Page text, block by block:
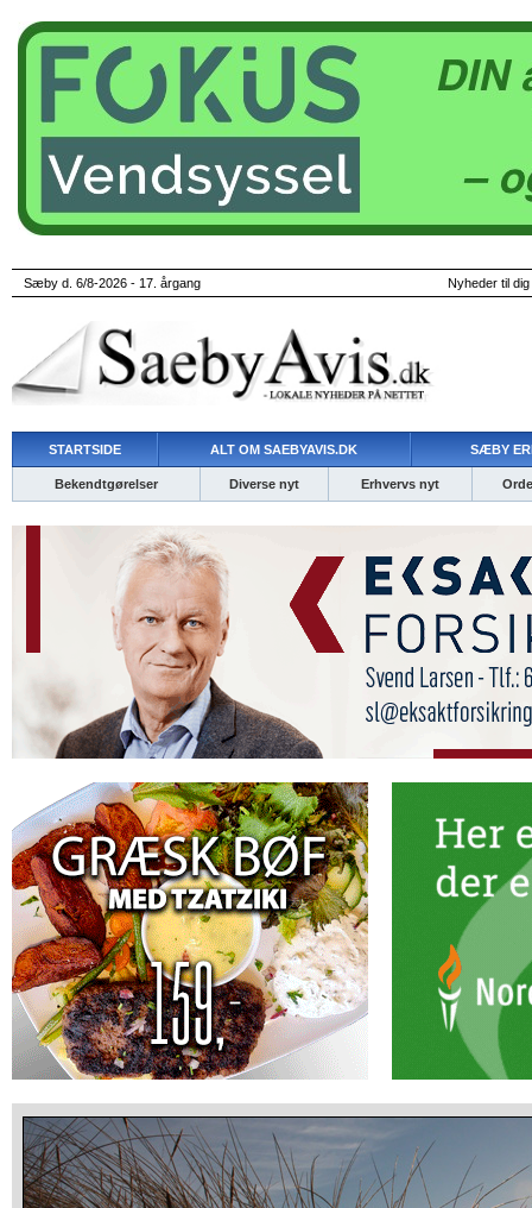
Sæby d. 6/8-2026 - 17. årgang Nyheder til
STARTSIDE ALT OM SAEBYAVIS.DK SÆBY
Bekendtgørelser Diverse nyt Erhvervs nyt